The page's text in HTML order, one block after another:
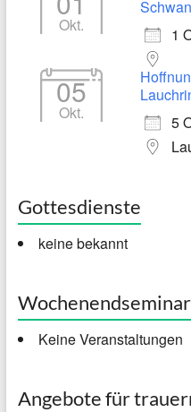
Okt.
1
05
Okt.
5
Gottesdienste
keine bekannt
Keine Veranstaltungen
Angebote für